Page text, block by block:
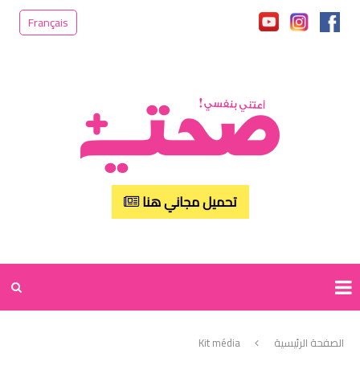
Français
تحميل مجاني هنا
الصفحة الرئيسية Kit média